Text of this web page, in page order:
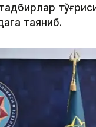
таяниб.